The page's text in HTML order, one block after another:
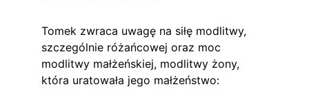
Tomek zwraca uwagę na siłę modlitwy,
szczególnie różańcowej oraz moc
modlitwy małżeńskiej, modlitwy żony,
która uratowała jego małżeństwo: